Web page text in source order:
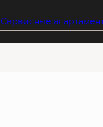
Сервисные